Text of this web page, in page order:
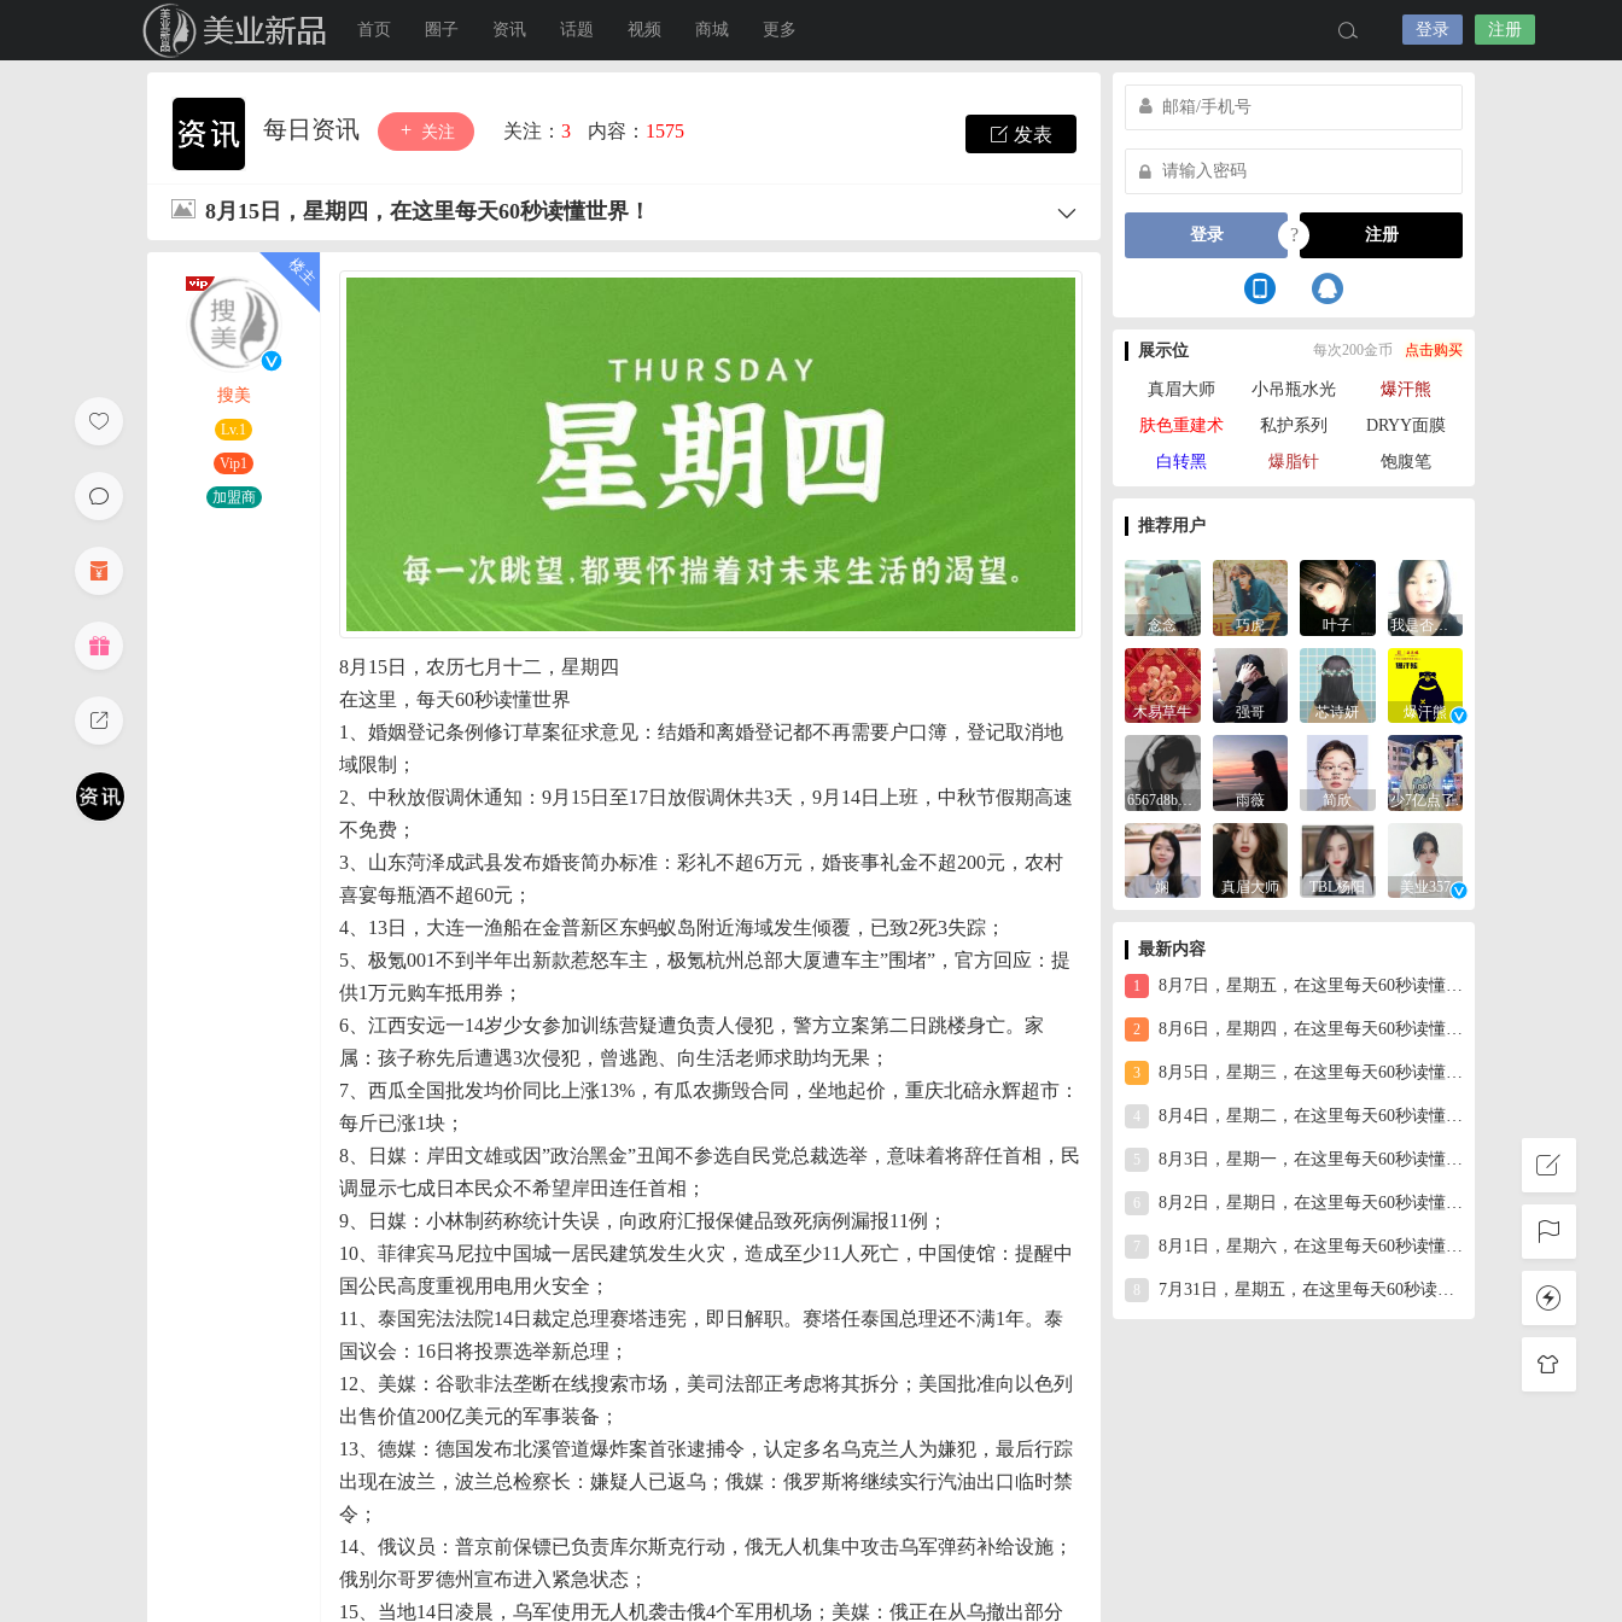
首页 圈子 资讯 话题 视频 商城 更多 登录 注册
每日资讯 关注 关注： 3 内容： 1575 发表
8月15日，星期四，在这里每天60秒读懂世界！
搜美
Lv.1
Vip1
加盟商
8月15日，农历七月十二，星期四
在这里，每天60秒读懂世界
1、婚姻登记条例修订草案征求意见：结婚和离婚登记都不再需要户口簿，登记取消地
域限制；
2、中秋放假调休通知：9月15日至17日放假调休共3天，9月14日上班，中秋节假期高速
不免费；
3、山东菏泽成武县发布婚丧简办标准：彩礼不超6万元，婚丧事礼金不超200元，农村
喜宴每瓶酒不超60元；
4、13日，大连一渔船在金普新区东蚂蚁岛附近海域发生倾覆，已致2死3失踪；
5、极氪001不到半年出新款惹怒车主，极氪杭州总部大厦遭车主”围堵”，官方回应：提
供1万元购车抵用券；
6、江西安远一14岁少女参加训练营疑遭负责人侵犯，警方立案第二日跳楼身亡。家
属：孩子称先后遭遇3次侵犯，曾逃跑、向生活老师求助均无果；
7、西瓜全国批发均价同比上涨13%，有瓜农撕毁合同，坐地起价，重庆北碚永辉超市：
每斤已涨1块；
8、日媒：岸田文雄或因”政治黑金”丑闻不参选自民党总裁选举，意味着将辞任首相，民
调显示七成日本民众不希望岸田连任首相；
9、日媒：小林制药称统计失误，向政府汇报保健品致死病例漏报11例；
10、菲律宾马尼拉中国城一居民建筑发生火灾，造成至少11人死亡，中国使馆：提醒中
国公民高度重视用电用火安全；
11、泰国宪法法院14日裁定总理赛塔违宪，即日解职。赛塔任泰国总理还不满1年。泰
国议会：16日将投票选举新总理；
12、美媒：谷歌非法垄断在线搜索市场，美司法部正考虑将其拆分；美国批准向以色列
出售价值200亿美元的军事装备；
13、德媒：德国发布北溪管道爆炸案首张逮捕令，认定多名乌克兰人为嫌犯，最后行踪
出现在波兰，波兰总检察长：嫌疑人已返乌；俄媒：俄罗斯将继续实行汽油出口临时禁
令；
14、俄议员：普京前保镖已负责库尔斯克行动，俄无人机集中攻击乌军弹药补给设施；
俄别尔哥罗德州宣布进入紧急状态；
15、当地14日凌晨，乌军使用无人机袭击俄4个军用机场；美媒：俄正在从乌撤出部分
登录 ? 注册
展示位 每次200金币 点击购买
真眉大师 小吊瓶水光
爆汗熊
肤色重建术
私护系列
DRYY面膜
白转黑
爆脂针 饱腹笔
推荐用户
念念 巧虎 叶子 我是否已经忘记你
木易草牛 强哥 芯诗妍 爆汗熊
6567d8be2b19 雨薇 简欣 少7亿点了.
娴 真眉大师 TBL杨阳 美业357
最新内容
1 8月7日，星期五，在这里每天60秒读懂世界！
2 8月6日，星期四，在这里每天60秒读懂世界！
3 8月5日，星期三，在这里每天60秒读懂世界！
4 8月4日，星期二，在这里每天60秒读懂世界！
5 8月3日，星期一，在这里每天60秒读懂世界！
6 8月2日，星期日，在这里每天60秒读懂世界！
7 8月1日，星期六，在这里每天60秒读懂世界！
7月31日，星期五，在这里每天60秒读懂世界！